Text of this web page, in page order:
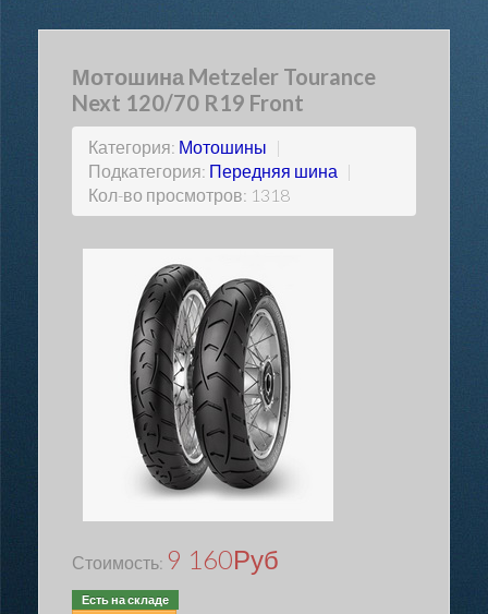
Мотошина Metzeler Tourance
Next 120/70 R19 Front
Категория: Мотошины |
Подкатегория: Передняя шина |
Кол-во просмотров: 1318
Стоимость: 9 160Руб
Есть на складе